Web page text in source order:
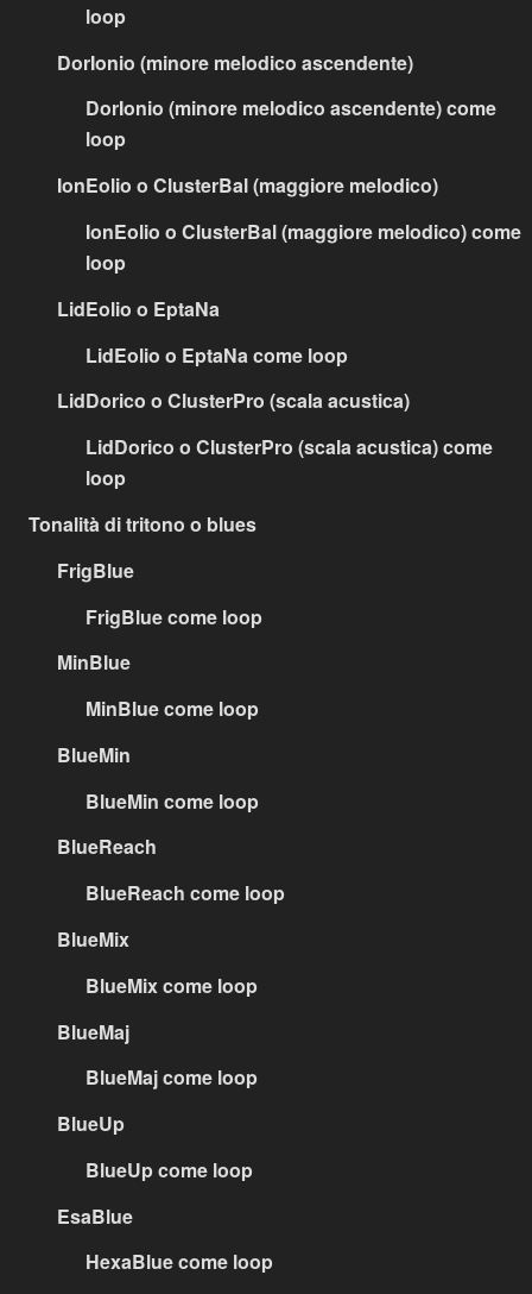
loop
DorIonio (minore melodico ascendente)
DorIonio (minore melodico ascendente) come
loop
IonEolio o ClusterBal (maggiore melodico)
IonEolio o ClusterBal (maggiore melodico) come
loop
LidEolio o EptaNa
LidEolio o EptaNa come loop
LidDorico o ClusterPro (scala acustica)
LidDorico o ClusterPro (scala acustica) come
loop
Tonalità di tritono o blues
FrigBlue
FrigBlue come loop
MinBlue
MinBlue come loop
BlueMin
BlueMin come loop
BlueReach
BlueReach come loop
BlueMix
BlueMix come loop
BlueMaj
BlueMaj come loop
BlueUp
BlueUp come loop
EsaBlue
HexaBlue come loop